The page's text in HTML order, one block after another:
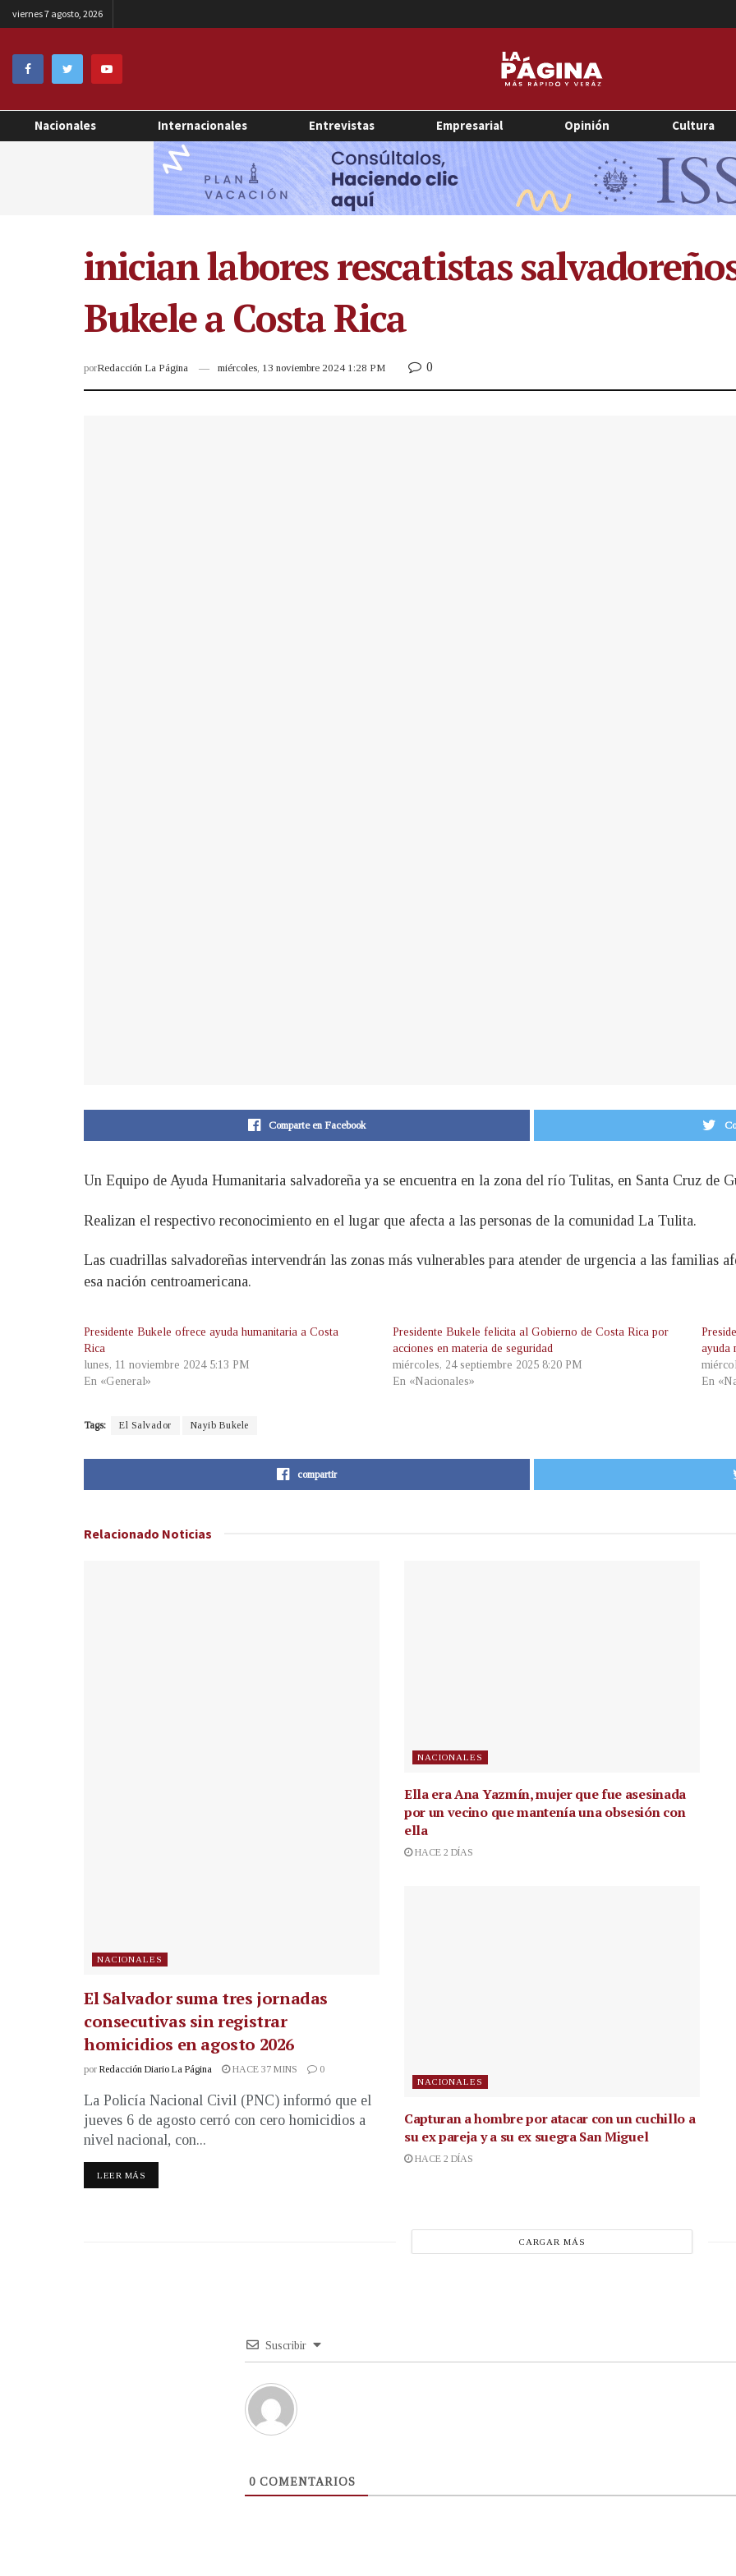
viernes 7 agosto, 2026
Nacionales Internacionales Entrevistas Empresarial Opinión Cultura
inician labores rescatistas
Bukele a Costa Rica
porRedacción La Página miércoles, 13 noviembre 2024 1:28 PM 0
Comparte en Facebook
Un Equipo de Ayuda Humanitaria salvadoreña ya se encuentra en la zona del río Tulitas, en Santa Cruz de
Realizan el respectivo reconocimiento en el lugar que afecta a las personas de la comunidad La Tulita.
Las cuadrillas salvadoreñas intervendrán las zonas más vulnerables para atender de urgencia a las familias
esa nación centroamericana.
Presidente Bukele ofrece ayuda humanitaria a Costa
Rica
lunes, 11 noviembre 2024 5:13 PM
En «General»
Presidente Bukele felicita al Gobierno de Costa Rica por
acciones en materia de seguridad
miércoles, 24 septiembre 2025 8:20 PM
En «Nacionales»
ayuda
En
Tags: El Salvador Nayib Bukele
compartir
Relacionado Noticias
NACIONALES
El Salvador suma tres jornadas
consecutivas sin registrar
homicidios en agosto 2026
por Redacción Diario La Página HACE 37 MINS 0
La Policía Nacional Civil (PNC) informó que el
jueves 6 de agosto cerró con cero homicidios a
nivel nacional, con...
LEER MÁS
NACIONALES
Ella era Ana Yazmín, mujer que fue asesinada
por un vecino que mantenía una obsesión con
ella
HACE 2 DÍAS
NACIONALES
Capturan a hombre por atacar con un cuchillo a
su ex pareja y a su ex suegra San Miguel
HACE 2 DÍAS
CARGAR MÁS
Suscribir
0 COMENTARIOS